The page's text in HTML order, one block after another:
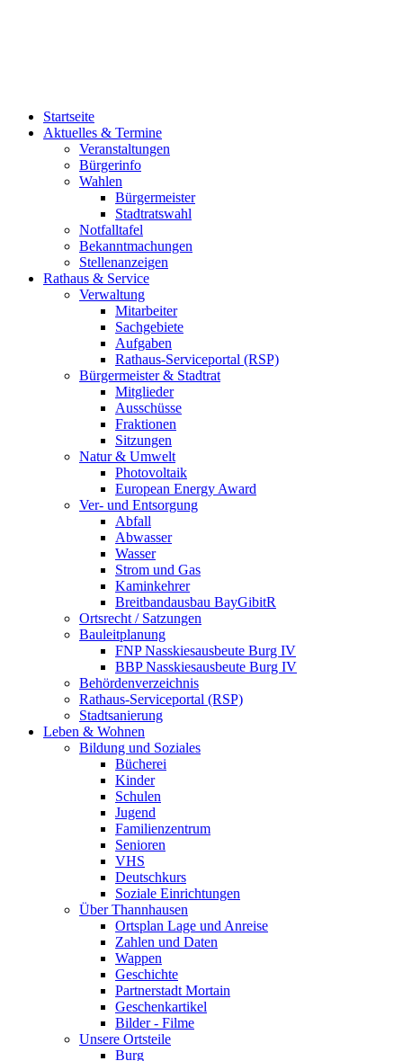
Startseite
Aktuelles & Termine
Veranstaltungen
Bürgerinfo
Wahlen
Bürgermeister
Stadtratswahl
Notfalltafel
Bekanntmachungen
Stellenanzeigen
Rathaus & Service
Verwaltung
Mitarbeiter
Sachgebiete
Aufgaben
Rathaus-Serviceportal (RSP)
Bürgermeister & Stadtrat
Mitglieder
Ausschüsse
Fraktionen
Sitzungen
Natur & Umwelt
Photovoltaik
European Energy Award
Ver- und Entsorgung
Abfall
Abwasser
Wasser
Strom und Gas
Kaminkehrer
Breitbandausbau BayGibitR
Ortsrecht / Satzungen
Bauleitplanung
FNP Nasskiesausbeute Burg IV
BBP Nasskiesausbeute Burg IV
Behördenverzeichnis
Rathaus-Serviceportal (RSP)
Stadtsanierung
Leben & Wohnen
Bildung und Soziales
Bücherei
Kinder
Schulen
Jugend
Familienzentrum
Senioren
VHS
Deutschkurs
Soziale Einrichtungen
Über Thannhausen
Ortsplan Lage und Anreise
Zahlen und Daten
Wappen
Geschichte
Partnerstadt Mortain
Geschenkartikel
Bilder - Filme
Unsere Ortsteile
Burg